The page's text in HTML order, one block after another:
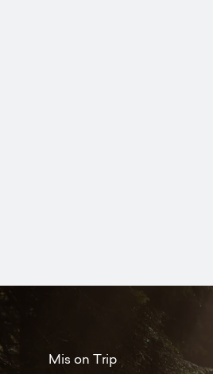
Mis on Trip